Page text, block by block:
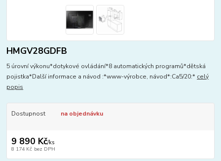
HMGV28GDFB
5 úrovní výkonu*dotykové ovládání*8 automatických programů*dětská
pojistka*Další informace a návod :*www-výrobce, návod*:Ca5/20:* celý
popis
Dostupnost na objednávku
9 890 Kč/ks
8 174 Kč bez DPH